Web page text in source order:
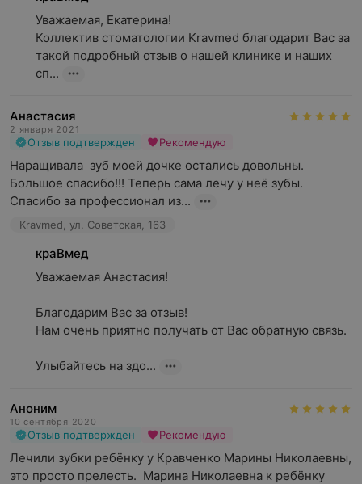
Уважаемая, Екатерина!
Коллектив стоматологии Kravmed благодарит Вас за
такой подробный отзыв о нашей клинике и наших
сп...
Анастасия
2 января 2021
Отзыв подтвержден Рекомендую
Наращивала  зуб моей дочке остались довольны.
Большое спасибо!!! Теперь сама лечу у неё зубы.
Спасибо за профессионал из...
Kravmed, ул. Советская, 163
краВмед
Уважаемая Анастасия!
Благодарим Вас за отзыв!
Нам очень приятно получать от Вас обратную связь.
Улыбайтесь на здо...
Аноним
10 сентября 2020
Отзыв подтвержден Рекомендую
Лечили зубки ребёнку у Кравченко Марины Николаевны,
это просто прелесть.  Марина Николаевна к ребёнку